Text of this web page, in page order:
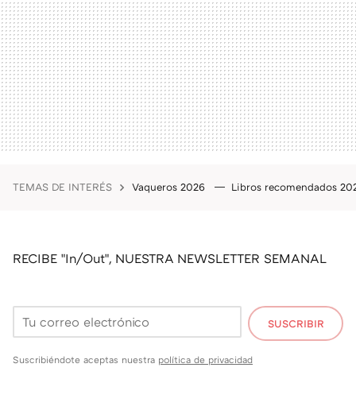
TEMAS DE INTERÉS Vaqueros 2026 Libros recomendados
RECIBE "In/Out", NUESTRA NEWSLETTER SEMANAL
SUSCRIBIR
Suscribiéndote aceptas nuestra política de privacidad